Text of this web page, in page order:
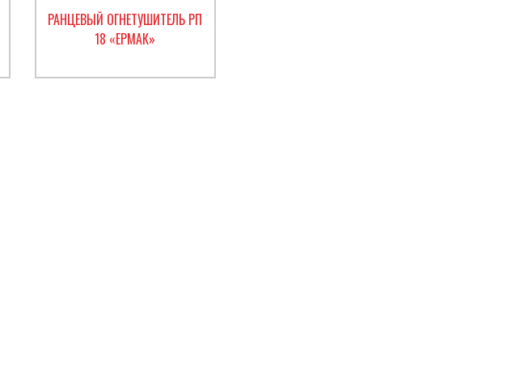
РАНЦЕВЫЙ ОГНЕТУШИТЕЛЬ РП
18 «ЕРМАК»